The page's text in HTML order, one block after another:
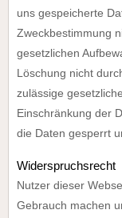
uns gespeicherte
Zweckbestimmung
gesetzlichen
Löschung nicht
zulässige
Einschränkung der
die Daten gesperrt
Widerspruchsrecht
Nutzer dieser
Gebrauch machen